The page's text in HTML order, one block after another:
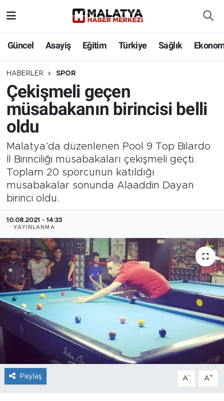
Güncel Asayiş Eğitim Türkiye Sağlık
HABERLER SPOR
Çekişmeli geçen
müsabakanın birincisi belli
oldu
Malatya’da düzenlenen Pool 9 Top Bilardo
İl Birinciliği müsabakaları çekişmeli geçti.
Toplam 20 sporcunun katıldığı
müsabakalar sonunda Alaaddin Dayan
birinci oldu.
10.08.2021 - 14:33
YAYINLANMA
Paylaş A- A+
Eğitim
Türkiye
Sağlık
Güncel
Kültür
Teknoloji
İş İlanları
Dünya
Spor
Yazıhan
Yeşilyurt